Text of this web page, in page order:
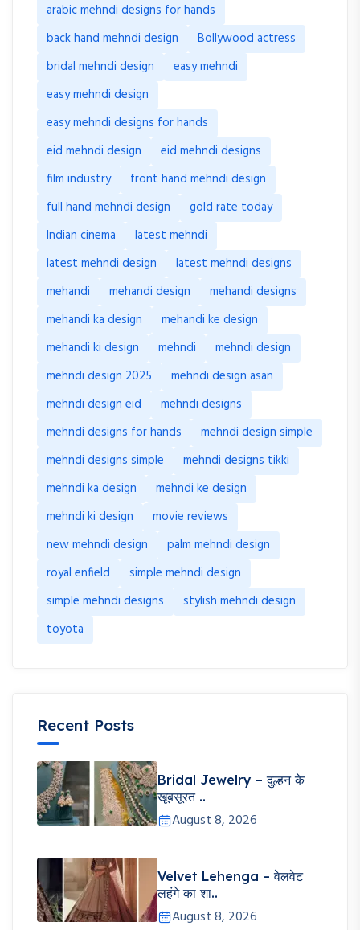
arabic mehndi designs for hands
back hand mehndi design
Bollywood actress
bridal mehndi design
easy mehndi
easy mehndi design
easy mehndi designs for hands
eid mehndi design
eid mehndi designs
film industry
front hand mehndi design
full hand mehndi design
gold rate today
Indian cinema
latest mehndi
latest mehndi design
latest mehndi designs
mehandi
mehandi design
mehandi designs
mehandi ka design
mehandi ke design
mehandi ki design
mehndi
mehndi design
mehndi design 2025
mehndi design asan
mehndi design eid
mehndi designs
mehndi designs for hands
mehndi design simple
mehndi designs simple
mehndi designs tikki
mehndi ka design
mehndi ke design
mehndi ki design
movie reviews
new mehndi design
palm mehndi design
royal enfield
simple mehndi design
simple mehndi designs
stylish mehndi design
toyota
Recent Posts
Bridal Jewelry – दुल्हन के
खूबसूरत ..
August 8, 2026
Velvet Lehenga – वेलवेट
लहंगे का शा..
August 8, 2026